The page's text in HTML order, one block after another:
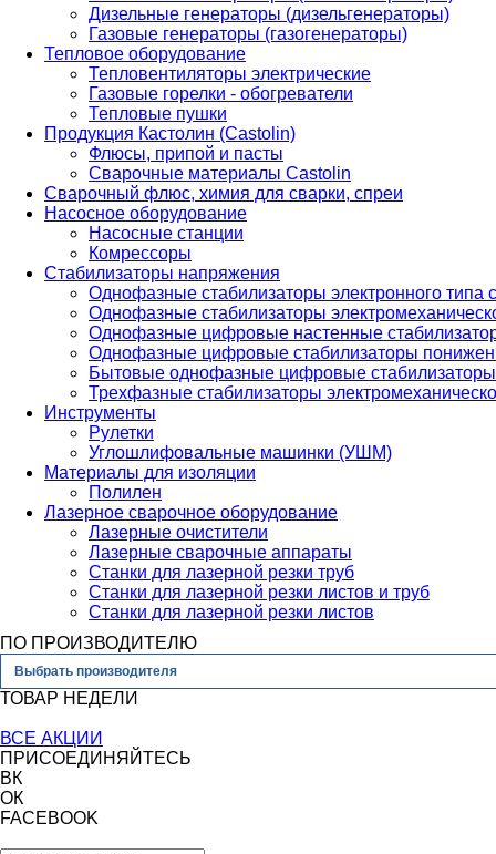
Дизельные генераторы (дизельгенераторы)
Газовые генераторы (газогенераторы)
Тепловое оборудование
Тепловентиляторы электрические
Газовые горелки - обогреватели
Тепловые пушки
Продукция Кастолин (Castolin)
Флюсы, припой и пасты
Сварочные материалы Castolin
Сварочный флюс, химия для сварки, спреи
Насосное оборудование
Насосные станции
Комрессоры
Стабилизаторы напряжения
Однофазные стабилизаторы электронного
Однофазные стабилизаторы
Однофазные цифровые настенные
Однофазные цифровые стабилизаторы
Бытовые однофазные цифровые стабилизаторы
Трехфазные стабилизаторы
Инструменты
Рулетки
Углошлифовальные машинки (УШМ)
Материалы для изоляции
Полилен
Лазерное сварочное оборудование
Лазерные очистители
Лазерные сварочные аппараты
Станки для лазерной резки труб
Станки для лазерной резки листов и труб
Станки для лазерной резки листов
ПО ПРОИЗВОДИТЕЛЮ
Выбрать производителя
ТОВАР НЕДЕЛИ
ВСЕ АКЦИИ
ПРИСОЕДИНЯЙТЕСЬ
ВК
ОК
FACEBOOK